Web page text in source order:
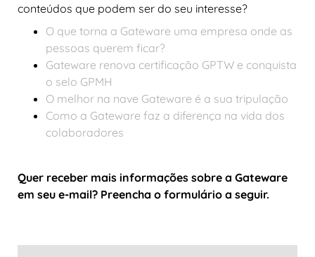
conteúdos que podem ser do seu interesse?
O que torna a Gateware uma empresa onde as
pessoas querem ficar?
Gateware renova certificação GPTW e conquista
o selo GPMH
O melhor na nave Gateware é a sua tripulação
Como a Gateware faz a diferença na vida dos
colaboradores
Quer receber mais informações sobre a Gateware
em seu e-mail? Preencha o formulário a seguir.